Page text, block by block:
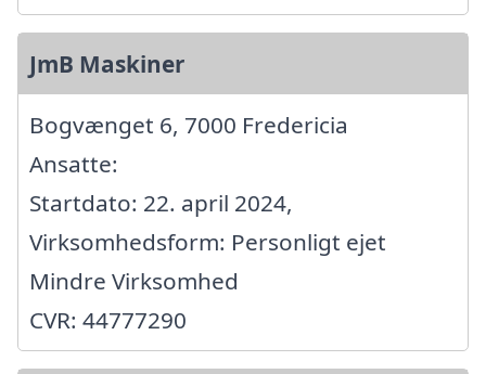
JmB Maskiner
Bogvænget 6, 7000 Fredericia
Ansatte:
Startdato: 22. april 2024,
Virksomhedsform: Personligt ejet
Mindre Virksomhed
CVR: 44777290